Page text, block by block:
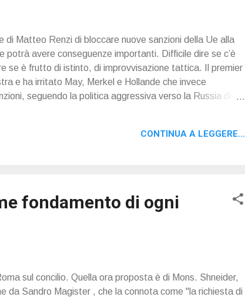
Matteo Renzi di bloccare nuove sanzioni della Ue alla
avere conseguenze importanti. Difficile dire se c’è
se è frutto di istinto, di improvvisazione tattica. Il premier
e ha irritato May, Merkel e Hollande che invece
seguendo la politica aggressiva verso la Russia del
CONTINUA A LEGGERE...
fondamento di ogni
sul concilio. Quella ora proposta è di Mons. Shneider,
da Sandro Magister , che la connota come "la richiesta di